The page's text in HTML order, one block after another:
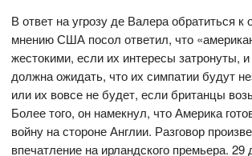
В ответ на угрозу де Валера обратиться
мнению США посол ответил, что
жестокими, если их интересы затронуты,
должна ожидать, что их симпатии будут
или их вовсе не будет, если британцы
Более того, он намекнул, что Америка
войну на стороне Англии. Разговор
впечатление на ирландского премьера. 29